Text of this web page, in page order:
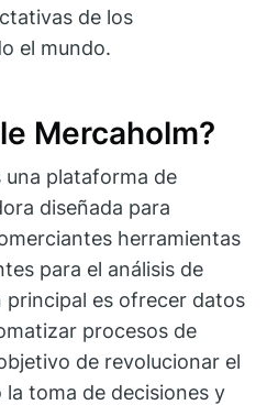
de los
el mundo.
Mercaholm?
una plataforma de
diseñada para
herramientas
para el análisis de
principal es ofrecer datos
procesos de
de revolucionar el
toma de decisiones y